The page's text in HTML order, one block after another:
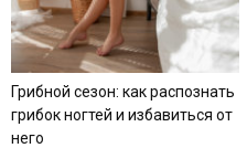
Грибной сезон: как распознать
грибок ногтей и избавиться от
него